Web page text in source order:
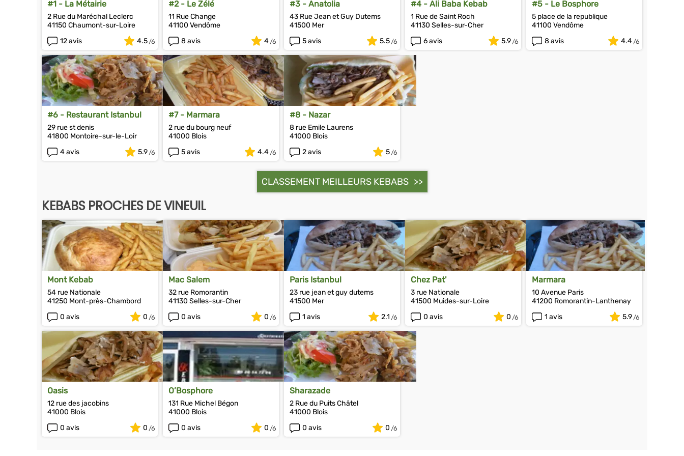
#1 - La Métairie
2 Rue du Maréchal Leclerc
41150 Chaumont-sur-Loire
12 avis
4.5
#2 - Le Zélé
11 Rue Change
41100 Vendôme
8 avis
4
#3 - Anatolia
43 Rue Jean et Guy Dutems
41500 Mer
5 avis
5.5
#4 - Ali Baba Kebab
1 Rue de Saint Roch
41130 Selles-sur-Cher
6 avis
5.9
#5 - Le Bosphore
5 place de la republique
41100 Vendôme
8 avis
4.4
#6 - Restaurant Istanbul
29 rue st denis
41800 Montoire-sur-le-Loir
4 avis
5.9
#7 - Marmara
2 rue du bourg neuf
41000 Blois
5 avis
4.4
#8 - Nazar
8 rue Emile Laurens
41000 Blois
2 avis
5
CLASSEMENT MEILLEURS KEBABS
KEBABS PROCHES DE VINEUIL
Mont Kebab
54 rue Nationale
41250 Mont-près-Chambord
0 avis
0
Mac Salem
32 rue Romorantin
41130 Selles-sur-Cher
0 avis
0
Paris Istanbul
23 rue jean et guy dutems
41500 Mer
1 avis
2.1
Chez Pat'
3 rue Nationale
41500 Muides-sur-Loire
0 avis
0
Marmara
10 Avenue Paris
41200 Romorantin-Lanthenay
1 avis
5.9
Oasis
12 rue des jacobins
41000 Blois
0 avis
0
O’Bosphore
131 Rue Michel Bégon
41000 Blois
0 avis
0
Sharazade
2 Rue du Puits Châtel
41000 Blois
0 avis
0